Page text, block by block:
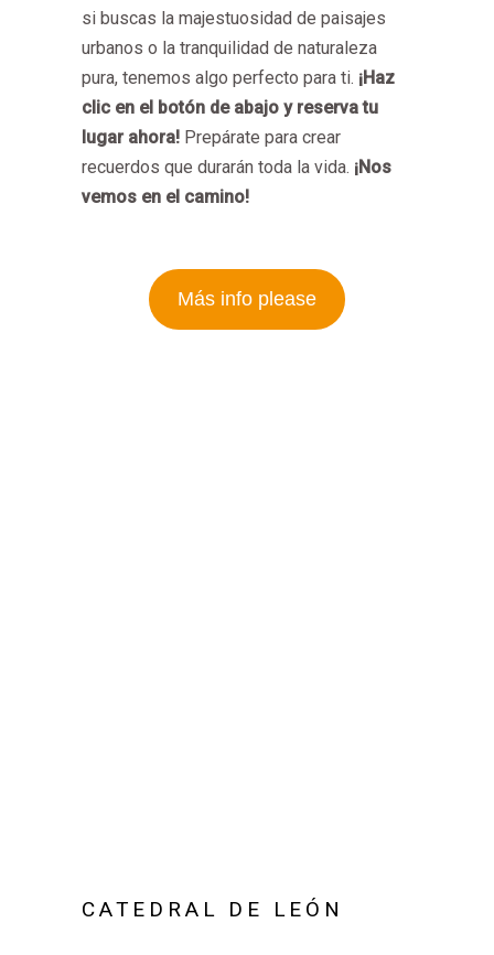
si buscas la majestuosidad de paisajes
urbanos o la tranquilidad de naturaleza
pura, tenemos algo perfecto para ti. ¡Haz
clic en el botón de abajo y reserva tu
lugar ahora! Prepárate para crear
recuerdos que durarán toda la vida. ¡Nos
vemos en el camino!
Más info please
CATEDRAL DE LEÓN